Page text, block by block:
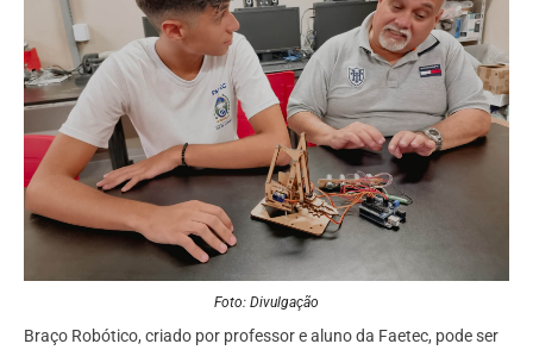
Foto: Divulgação
Braço Robótico, criado por professor e aluno da Faetec, pode ser